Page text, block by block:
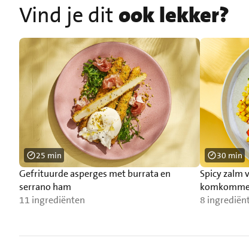
Vind je ditook lekker?
Gefrituurde asperges met burrata en
serrano ham
11 ingrediënten
25 min
Spicy zalm
8
30 min